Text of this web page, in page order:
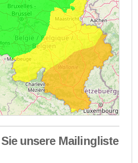
unsere Mailingliste